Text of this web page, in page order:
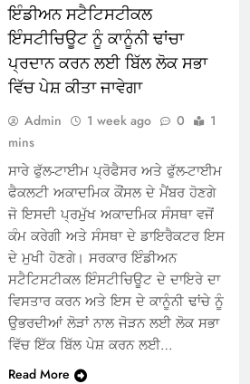
ਇੰਡੀਅਨ ਸਟੈਟਿਸਟੀਕਲ
ਇੰਸਟੀਚਿਊਟ ਨੂੰ ਕਾਨੂੰਨੀ ਢਾਂਚਾ
ਪ੍ਰਦਾਨ ਕਰਨ ਲਈ ਬਿੱਲ ਲੋਕ ਸਭਾ
ਵਿੱਚ ਪੇਸ਼ ਕੀਤਾ ਜਾਵੇਗਾ
Admin 1 week ago 0
1
mins
ਸਾਰੇ ਫੁੱਲ-ਟਾਈਮ ਪ੍ਰੋਫੈਸਰ ਅਤੇ ਫੁੱਲ-ਟਾਈਮ
ਫੈਕਲਟੀ ਅਕਾਦਮਿਕ ਕੌਂਸਲ ਦੇ ਮੈਂਬਰ ਹੋਣਗੇ
ਜੋ ਇਸਦੀ ਪ੍ਰਮੁੱਖ ਅਕਾਦਮਿਕ ਸੰਸਥਾ ਵਜੋਂ
ਕੰਮ ਕਰੇਗੀ ਅਤੇ ਸੰਸਥਾ ਦੇ ਡਾਇਰੈਕਟਰ ਇਸ
ਦੇ ਮੁਖੀ ਹੋਣਗੇ। ਸਰਕਾਰ ਇੰਡੀਅਨ
ਸਟੈਟਿਸਟੀਕਲ ਇੰਸਟੀਚਿਊਟ ਦੇ ਦਾਇਰੇ ਦਾ
ਵਿਸਤਾਰ ਕਰਨ ਅਤੇ ਇਸ ਦੇ ਕਾਨੂੰਨੀ ਢਾਂਚੇ ਨੂੰ
ਉਭਰਦੀਆਂ ਲੋੜਾਂ ਨਾਲ ਜੋੜਨ ਲਈ ਲੋਕ ਸਭਾ
ਵਿੱਚ ਇੱਕ ਬਿੱਲ ਪੇਸ਼ ਕਰਨ ਲਈ…
Read More